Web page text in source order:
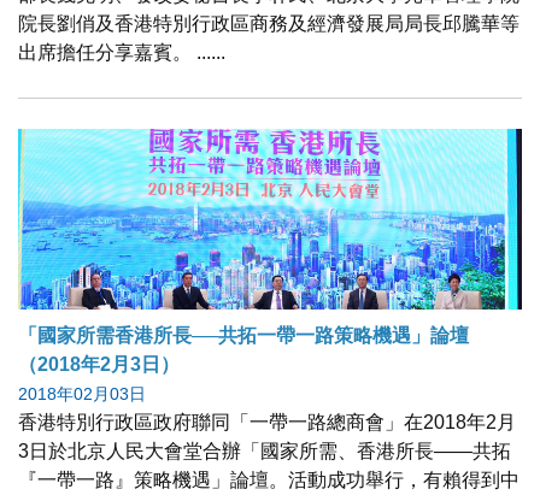
院長劉俏及香港特別行政區商務及經濟發展局局長邱騰華等
出席擔任分享嘉賓。 ......
「國家所需香港所長──共拓一帶一路策略機遇」論壇
（2018年2月3日）
2018年02月03日
香港特別行政區政府聯同「一帶一路總商會」在2018年2月
3日於北京人民大會堂合辦「國家所需、香港所長——共拓
『一帶一路』策略機遇」論壇。活動成功舉行，有賴得到中